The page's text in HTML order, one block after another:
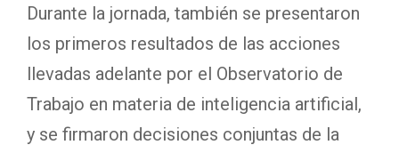
Durante la jornada, también se presentaron
los primeros resultados de las acciones
llevadas adelante por el Observatorio de
Trabajo en materia de inteligencia artificial,
y se firmaron decisiones conjuntas de la